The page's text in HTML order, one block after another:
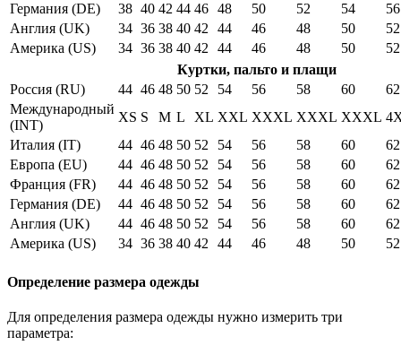
Германия (DE)
38 40 42 44 46 48 50 52 54
56
Англия (UK)
34 36 38 40 42 44 46 48 50
52
Америка (US)
34 36 38 40 42 44 46 48 50
52
Куртки, пальто и плащи
Россия (RU)
44 46 48 50 52 54 56 58 60
62
Международный
(INT)
XS S M L XL XXL XXXL XXXL XXXL
Италия (IT)
44 46 48 50 52 54 56 58 60
62
Европа (EU)
44 46 48 50 52 54 56 58 60
62
Франция (FR)
44 46 48 50 52 54 56 58 60
62
Германия (DE)
44 46 48 50 52 54 56 58 60
62
Англия (UK)
44 46 48 50 52 54 56 58 60
62
Америка (US)
34 36 38 40 42 44 46 48 50 52
Определение размера одежды
Для определения размера одежды нужно измерить три
параметра: